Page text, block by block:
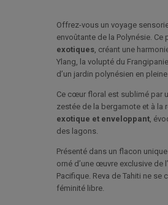
Offrez-vous un voyage
envoûtante de la Polynésie.
exotiques , créant une
Ylang, la volupté du
d’un jardin polynésien en
Ce cœur floral est sublimé par
zestée de la bergamote et à la
exotique et enveloppant ,
des lagons.
Présenté dans un flacon
orné d’une œuvre exclusive de
Pacifique. Reva de Tahiti ne se
féminité libre.